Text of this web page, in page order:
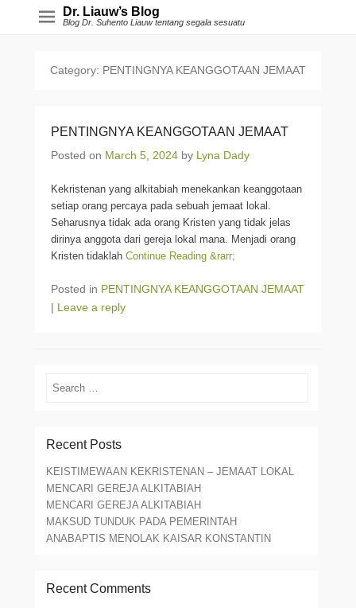
Dr. Liauw’s Blog
Blog Dr. Suhento Liauw tentang segala sesuatu
Category: PENTINGNYA KEANGGOTAAN JEMAAT
PENTINGNYA KEANGGOTAAN JEMAAT
Posted on March 5, 2024 by Lyna Dady
Kekristenan yang alkitabiah menekankan keanggotaan
setiap orang percaya pada sebuah jemaat lokal.
Seharusnya tidak ada orang Kristen yang tidak jelas
dirinya anggota dari gereja lokal mana. Menjadi orang
Kristen tidaklah Continue Reading &rarr;
Posted in PENTINGNYA KEANGGOTAAN JEMAAT
| Leave a reply
Search
Recent Posts
KEISTIMEWAAN KEKRISTENAN – JEMAAT LOKAL
MENCARI GEREJA ALKITABIAH
MENCARI GEREJA ALKITABIAH
MAKSUD TUNDUK PADA PEMERINTAH
ANABAPTIS MENOLAK KAISAR KONSTANTIN
Recent Comments